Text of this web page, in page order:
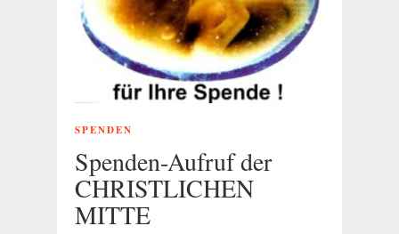
SPENDEN
Spenden-Aufruf der
CHRISTLICHEN
MITTE